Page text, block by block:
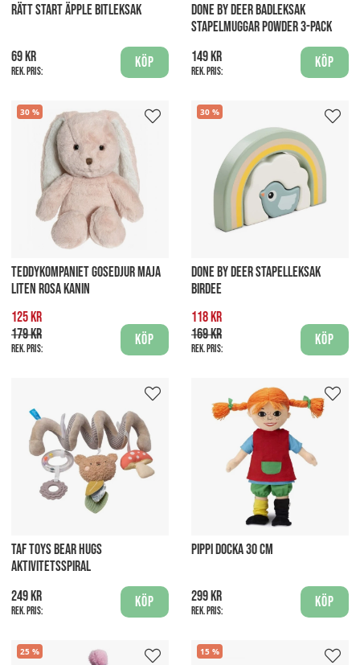
RÄTT START ÄPPLE BITLEKSAK
69 kr
Rek. pris:
Köp
DONE BY DEER BADLEKSAK
STAPELMUGGAR POWDER 3-PACK
149 kr
Rek. pris:
Köp
30
TEDDYKOMPANIET GOSEDJUR MAJA
LITEN ROSA KANIN
125 kr
179 kr
Rek. pris:
Köp
30
DONE BY DEER STAPELLEKSAK
BIRDEE
118 kr
169 kr
Rek. pris:
Köp
TAF TOYS BEAR HUGS
AKTIVITETSSPIRAL
249 kr
Rek. pris:
Köp
PIPPI DOCKA 30 CM
299 kr
Rek. pris:
Köp
25 15